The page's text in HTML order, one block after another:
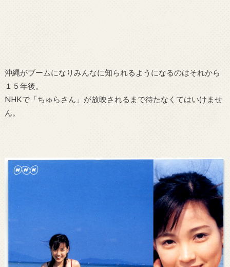
沖縄がブームになりみんなに知られるようになるのはそれから
１５年後。
NHKで「ちゅらさん」が放映されるまで待たなくてはいけませ
ん。